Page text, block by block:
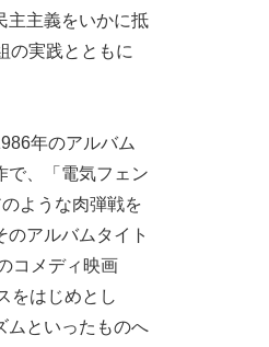
主主義をいかに抵
の実践とともに
年のアルバム
で、「電気フェン
ような肉弾戦を
アルバムタイト
コメディ映画
をはじめとし
ムといったものへ